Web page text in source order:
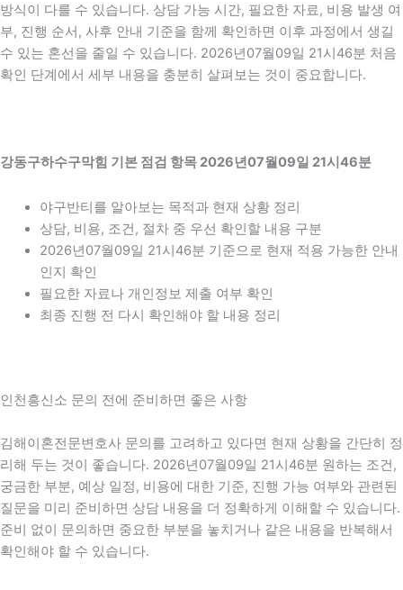
방식이 다를 수 있습니다. 상담 가능 시간, 필요한 자료, 비용 발생 여
부, 진행 순서, 사후 안내 기준을 함께 확인하면 이후 과정에서 생길
수 있는 혼선을 줄일 수 있습니다. 2026년07월09일 21시46분 처음
확인 단계에서 세부 내용을 충분히 살펴보는 것이 중요합니다.
강동구하수구막힘 기본 점검 항목 2026년07월09일 21시46분
야구반티를 알아보는 목적과 현재 상황 정리
상담, 비용, 조건, 절차 중 우선 확인할 내용 구분
2026년07월09일 21시46분 기준으로 현재 적용 가능한 안내
인지 확인
필요한 자료나 개인정보 제출 여부 확인
최종 진행 전 다시 확인해야 할 내용 정리
인천흥신소 문의 전에 준비하면 좋은 사항
김해이혼전문변호사 문의를 고려하고 있다면 현재 상황을 간단히 정
리해 두는 것이 좋습니다. 2026년07월09일 21시46분 원하는 조건,
궁금한 부분, 예상 일정, 비용에 대한 기준, 진행 가능 여부와 관련된
질문을 미리 준비하면 상담 내용을 더 정확하게 이해할 수 있습니다.
준비 없이 문의하면 중요한 부분을 놓치거나 같은 내용을 반복해서
확인해야 할 수 있습니다.